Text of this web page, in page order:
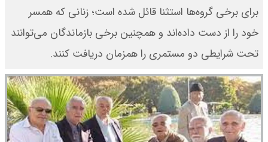
برای برخی گروه‌ها استثنا قائل شده است؛ زنانی که همسر
خود را از دست داده‌اند و همچنین برخی بازماندگان می‌توانند
تحت شرایطی دو مستمری را همزمان دریافت کنند.